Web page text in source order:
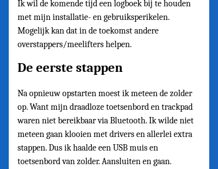
Ik wil de komende tijd een logboek bij te houden
met mijn installatie- en gebruiksperikelen.
Mogelijk kan dat in de toekomst andere
overstappers/meelifters helpen.
De eerste stappen
Na opnieuw opstarten moest ik meteen de zolder
op. Want mijn draadloze toetsenbord en trackpad
waren niet bereikbaar via Bluetooth. Ik wilde niet
meteen gaan klooien met drivers en allerlei extra
stappen. Dus ik haalde een USB muis en
toetsenbord van zolder. Aansluiten en gaan.